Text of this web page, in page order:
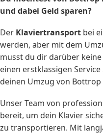
und dabei Geld sparen?
Der Klaviertransport bei
werden, aber mit dem
musst du dir darüber
einen erstklassigen
deinen Umzug von
Unser Team von
bereit, um dein Klavier
zu transportieren. Mit